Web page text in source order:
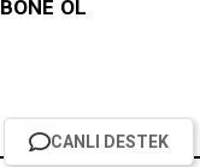
OL
CANLI DESTEK